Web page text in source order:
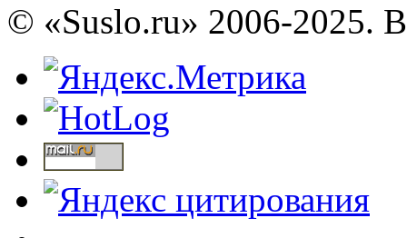
© «Suslo.ru» 2006-2025.